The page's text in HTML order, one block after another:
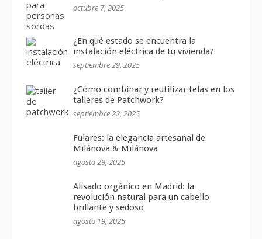
octubre 7, 2025
¿En qué estado se encuentra la
instalación eléctrica de tu vivienda?
septiembre 29, 2025
¿Cómo combinar y reutilizar telas en los
talleres de Patchwork?
septiembre 22, 2025
Fulares: la elegancia artesanal de
Milánova & Milánova
agosto 29, 2025
Alisado orgánico en Madrid: la
revolución natural para un cabello
brillante y sedoso
agosto 19, 2025